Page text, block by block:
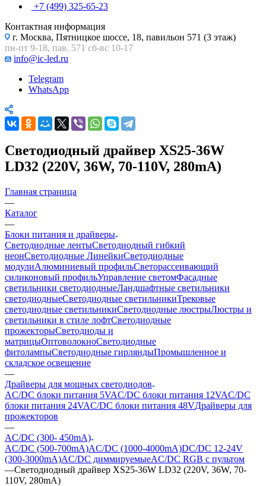
+7 (499) 325-65-23
Контактная информация
г. Москва, Пятницкое шоссе, 18, павильон 571 (3 этаж)
пн-пт 9-18, пав. 571 сб-вс 10-17
info@ic-led.ru
Telegram
WhatsApp
Светодиодный драйвер XS25-36W
LD32 (220V, 36W, 70-110V, 280mA)
Главная страница
—
Каталог
—
Блоки питания и драйверы
Светодиодные лентыСветодиодный гибкий
неонСветодиодные ЛинейкиСветодиодные
модулиАлюминиевый профильСветорассеивающий
силиконовый профильУправление светомФасадные
светильники светодиодныеЛандшафтные светильники
светодиодныеСветодиодные светильникиТрековые
светодиодные светильникиСветодиодные люстрыЛюстры и
светильники в стиле лофтСветодиодные
прожекторыСветодиоды и
матрицыОптоволокноСветодиодные
фитолампыСветодиодные гирляндыПромышленное и
складское освещение
—
Драйверы для мощных светодиодов
AC/DC блоки питания 5VAC/DC блоки питания 12VAC/DC
блоки питания 24VAC/DC блоки питания 48VДрайверы для
прожекторов
—
AC/DC (300- 450mA)
AC/DC (500-700mA)AC/DC (1000-4000mA)DC/DC 12-24V
(300-3000mA)AC/DC диммируемыеAC/DC RGB с пультом
—Светодиодный драйвер XS25-36W LD32 (220V, 36W, 70-
110V, 280mA)